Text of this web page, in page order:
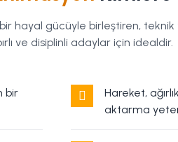
hayal gücüyle birleştiren, teknik
ve disiplinli adaylar için idealdir.
bir
Hareket,
aktarma